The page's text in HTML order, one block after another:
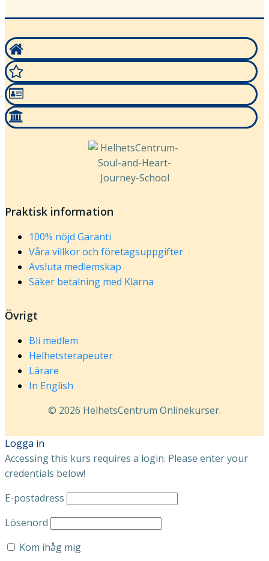
Praktisk information
100% nöjd Garanti
Våra villkor och företagsuppgifter
Avsluta medlemskap
Säker betalning med Klarna
Övrigt
Bli medlem
Helhetsterapeuter
Lärare
In English
© 2026 HelhetsCentrum Onlinekurser.
Logga in
Accessing this kurs requires a login. Please enter your
credentials below!
E-postadress
Lösenord
Kom ihåg mig